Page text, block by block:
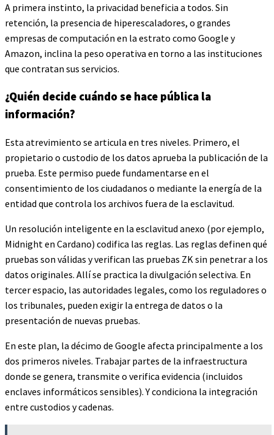
A primera instinto, la privacidad beneficia a todos. Sin
retención, la presencia de hiperescaladores, o grandes
empresas de computación en la estrato como Google y
Amazon, inclina la peso operativa en torno a las instituciones
que contratan sus servicios.
¿Quién decide cuándo se hace pública la
información?
Esta atrevimiento se articula en tres niveles. Primero, el
propietario o custodio de los datos aprueba la publicación de la
prueba. Este permiso puede fundamentarse en el
consentimiento de los ciudadanos o mediante la energía de la
entidad que controla los archivos fuera de la esclavitud.
Un resolución inteligente en la esclavitud anexo (por ejemplo,
Midnight en Cardano) codifica las reglas. Las reglas definen qué
pruebas son válidas y verifican las pruebas ZK sin penetrar a los
datos originales. Allí se practica la divulgación selectiva. En
tercer espacio, las autoridades legales, como los reguladores o
los tribunales, pueden exigir la entrega de datos o la
presentación de nuevas pruebas.
En este plan, la décimo de Google afecta principalmente a los
dos primeros niveles. Trabajar partes de la infraestructura
donde se genera, transmite o verifica evidencia (incluidos
enclaves informáticos sensibles). Y condiciona la integración
entre custodios y cadenas.